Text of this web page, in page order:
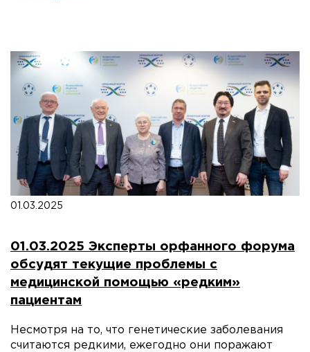
01.03.2025
01.03.2025 Эксперты орфанного форума
обсудят текущие проблемы с
медицинской помощью «редким»
пациентам
Несмотря на то, что генетические заболевания
считаются редкими, ежегодно они поражают